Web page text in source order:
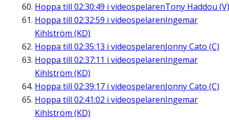
Hoppa till 02:30:49 i videospelarenTony Haddou (V)
Hoppa till 02:32:59 i videospelarenIngemar
Kihlström (KD)
Hoppa till 02:35:13 i videospelarenJonny Cato (C)
Hoppa till 02:37:11 i videospelarenIngemar
Kihlström (KD)
Hoppa till 02:39:17 i videospelarenJonny Cato (C)
Hoppa till 02:41:02 i videospelarenIngemar
Kihlström (KD)